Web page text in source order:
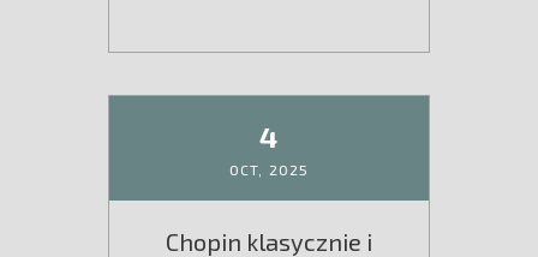
4
OCT, 2025
Chopin klasycznie i